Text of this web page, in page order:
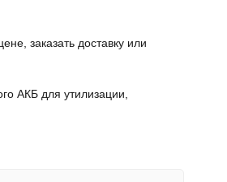
заказать доставку или
АКБ для утилизации,